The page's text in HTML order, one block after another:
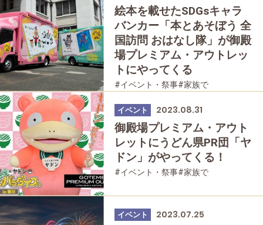
軽食・売店
大涌谷 ススキ
温泉
宮ノ下
強羅 カフェ・スイーツ
紅葉
洋食
あじさい 富士山
モデルコース
蕎麦・うどん
お土産 神社・寺
桜
和食
友人グループで
贅沢
絵本を載せたSDGsキャラ
バンカー「本とあそぼう 全
国訪問 おはなし隊」が御殿
場プレミアム・アウトレッ
トにやってくる
#イベント・祭事#家族で
イベント 2023.08.31
御殿場プレミアム・アウト
レットにうどん県PR団「ヤ
ドン」がやってくる！
#イベント・祭事#家族で
イベント 2023.07.25